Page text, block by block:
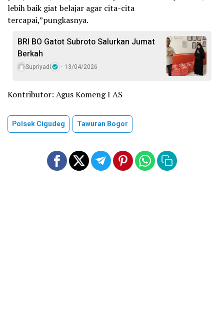
lebih baik giat belajar agar cita-cita
tercapai,”pungkasnya.
BRI BO Gatot Subroto Salurkan Jumat
Berkah
Supriyadi 13/04/2026
Kontributor: Agus Komeng I AS
Polsek Cigudeg Tawuran Bogor